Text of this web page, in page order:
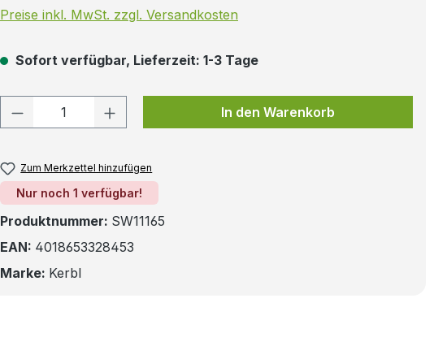
Preise inkl. MwSt. zzgl. Versandkosten
Sofort verfügbar, Lieferzeit: 1-3 Tage
Produkt Anzahl: Gib den gewünschten Wert
In den Warenkorb
Zum Merkzettel hinzufügen
Nur noch 1 verfügbar!
Produktnummer: SW11165
EAN: 4018653328453
Marke: Kerbl